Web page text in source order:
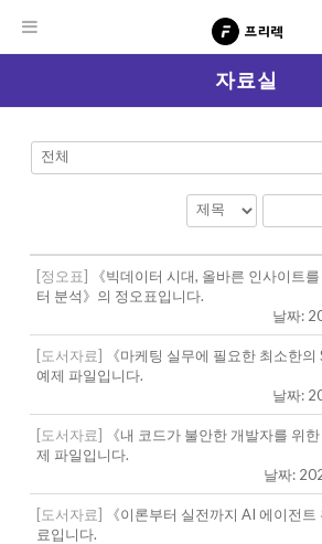
자료실
[정오표]
《빅데이터 시대, 올바른 인사이트
터 분석》의 정오표입니다.
날짜:
[도서자료]
《마케팅 실무에 필요한 최소한의
예제 파일입니다.
날짜:
[도서자료]
《내 코드가 불안한 개발자를 위
제 파일입니다.
날짜:
[도서자료]
《이론부터 실전까지 AI 에이전
료입니다.